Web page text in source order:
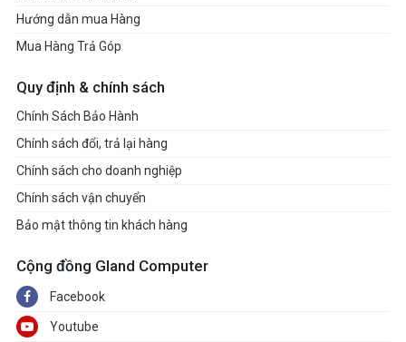
Hướng dẫn mua Hàng
Mua Hàng Trả Góp
Quy định & chính sách
Chính Sách Bảo Hành
Chính sách đổi, trả lại hàng
Chính sách cho doanh nghiệp
Chính sách vận chuyển
Bảo mật thông tin khách hàng
Cộng đồng Gland Computer
Facebook
Youtube